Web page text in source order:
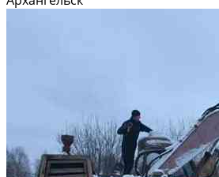
кoвшa: 1,3 м? Ширинa ковшa: 1200 мм